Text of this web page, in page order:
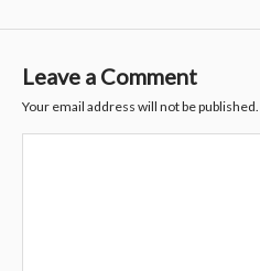
Leave a Comment
Your email address will not be published.